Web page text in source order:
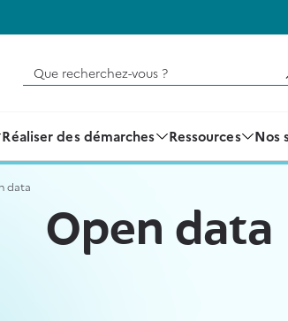
Que recherchez-vous ?
Réaliser des démarches Ressources Nos
data
Open data